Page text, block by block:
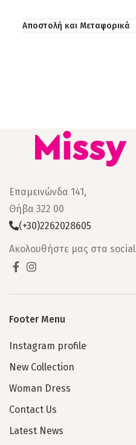
Αποστολή και Μεταφορικά
Επαμεινώνδα 141,
Θήβα 322 00
(+30)2262028605
Ακολουθήστε μας στα social
Footer Menu
Instagram profile
New Collection
Woman Dress
Contact Us
Latest News